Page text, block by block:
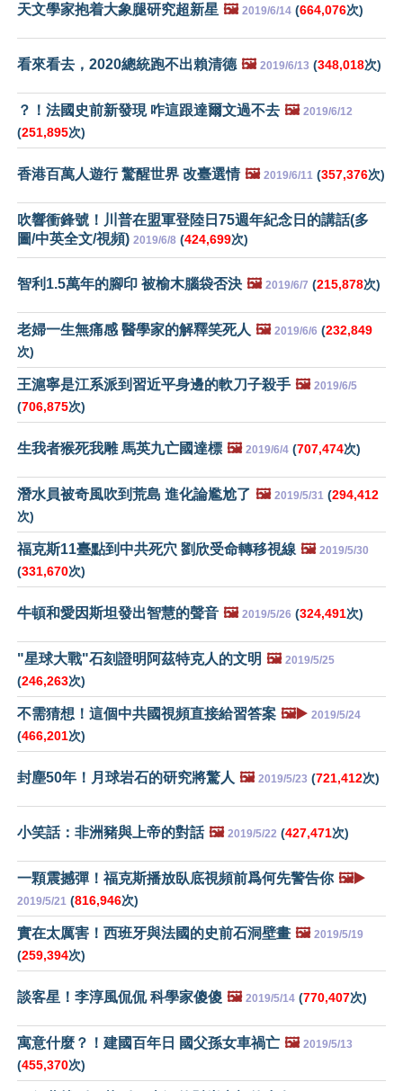
天文學家抱着大象腿研究超新星 🖼️ 2019/6/14 (664,076次)
看來看去，2020總統跑不出賴清德 🖼️ 2019/6/13 (348,018次)
？！法國史前新發現 咋這跟達爾文過不去 🖼️ 2019/6/12
(251,895次)
香港百萬人遊行 驚醒世界 改臺選情 🖼️ 2019/6/11 (357,376次)
吹響衝鋒號！川普在盟軍登陸日75週年紀念日的講話(多
圖/中英全文/視頻) 2019/6/8 (424,699次)
智利1.5萬年的腳印 被榆木腦袋否決 🖼️ 2019/6/7 (215,878次)
老婦一生無痛感 醫學家的解釋笑死人 🖼️ 2019/6/6 (232,849
次)
王滬寧是江系派到習近平身邊的軟刀子殺手 🖼️ 2019/6/5
(706,875次)
生我者猴死我雕 馬英九亡國達標 🖼️ 2019/6/4 (707,474次)
潛水員被奇風吹到荒島 進化論尷尬了 🖼️ 2019/5/31 (294,412
次)
福克斯11臺點到中共死穴 劉欣受命轉移視線 🖼️ 2019/5/30
(331,670次)
牛頓和愛因斯坦發出智慧的聲音 🖼️ 2019/5/26 (324,491次)
"星球大戰"石刻證明阿茲特克人的文明 🖼️ 2019/5/25
(246,263次)
不需猜想！這個中共國視頻直接給習答案 🖼️▶️ 2019/5/24
(466,201次)
封塵50年！月球岩石的研究將驚人 🖼️ 2019/5/23 (721,412次)
小笑話：非洲豬與上帝的對話 🖼️ 2019/5/22 (427,471次)
一顆震撼彈！福克斯播放臥底視頻前爲何先警告你 🖼️▶️
2019/5/21 (816,946次)
實在太厲害！西班牙與法國的史前石洞壁畫 🖼️ 2019/5/19
(259,394次)
談客星！李淳風侃侃 科學家傻傻 🖼️ 2019/5/14 (770,407次)
寓意什麼？！建國百年日 國父孫女車禍亡 🖼️ 2019/5/13
(455,370次)